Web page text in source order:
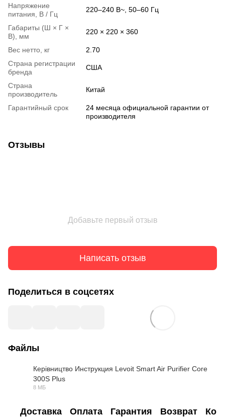
Напряжение
питания, В / Гц
220–240 В~, 50–60 Гц
Габариты (Ш × Г ×
В), мм
220 × 220 × 360
Вес нетто, кг
2.70
Страна регистрации
бренда
США
Страна
производитель
Китай
Гарантийный срок
24 месяца официальной гарантии от
производителя
Отзывы
Добавьте первый отзыв
Написать отзыв
Поделиться в соцсетях
Файлы
Керівництво Инструкция Levoit Smart Air Purifier Core
300S Plus
8 МБ
Доставка Оплата Гарантия Возврат